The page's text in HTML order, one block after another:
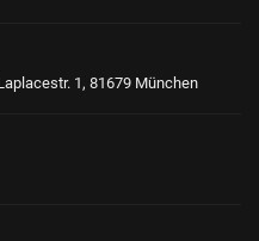
1, 81679 München